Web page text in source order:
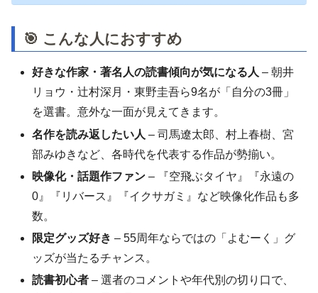
🎯 こんな人におすすめ
好きな作家・著名人の読書傾向が気になる人 – 朝井
リョウ・辻村深月・東野圭吾ら9名が「自分の3冊」
を選書。意外な一面が見えてきます。
名作を読み返したい人 – 司馬遼太郎、村上春樹、宮
部みゆきなど、各時代を代表する作品が勢揃い。
映像化・話題作ファン – 『空飛ぶタイヤ』『永遠の
0』『リバース』『イクサガミ』など映像化作品も多
数。
限定グッズ好き – 55周年ならではの「よむーく」グ
ッズが当たるチャンス。
読書初心者 – 選者のコメントや年代別の切り口で、